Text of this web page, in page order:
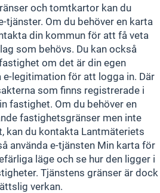
och tomtkartor kan du
tjänster. Om du behöver en karta
din kommun för att få veta
som behövs. Du kan också
om det är din egen
legitimation för att logga in. Där
som finns registrerade i
fastighet. Om du behöver en
fastighetsgränser men inte
kan du kontakta Lantmäteriets
använda e-tjänsten Min karta för
läge och se hur den ligger i
Tjänstens gränser är dock
verkan.